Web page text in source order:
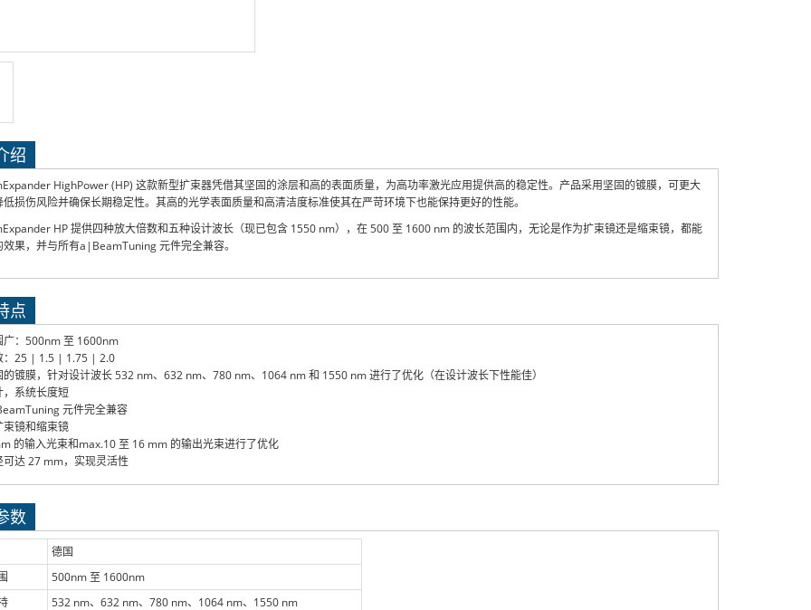
绍
HighPower (HP) 这款新型扩束器凭借其坚固的涂层和高的表面质量，为高功率激光应用提供高的稳定性。产品采用坚固的镀膜，可更大
低损伤风险并确保长期稳定性。其高的光学表面质量和高清洁度标准使其在严苛环境下也能保持更好的性能。
HP 提供四种放大倍数和五种设计波长（现已包含 1550 nm），在 500 至 1600 nm 的波长范围内，无论是作为扩束镜还是缩束镜，都能
效果，并与所有a|BeamTuning 元件完全兼容。
点
广：500nm 至 1600nm
：25 | 1.5 | 1.75 | 2.0
的镀膜，针对设计波长 532 nm、632 nm、780 nm、1064 nm 和 1550 nm 进行了优化（在设计波长下性能佳）
，系统长度短
元件完全兼容
束镜和缩束镜
的输入光束和max.10 至 16 mm 的输出光束进行了优化
可达 27 mm，实现灵活性
数
德国
500nm 至 1600nm
532 nm、632 nm、780 nm、1064 nm、1550 nm